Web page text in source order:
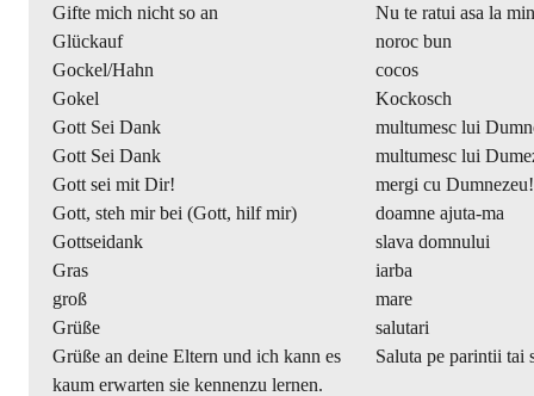
Gifte mich nicht so an
Nu te ratui asa la
Glückauf
noroc bun
Gockel/Hahn
cocos
Gokel
Kockosch
Gott Sei Dank
multumesc lui
Gott Sei Dank
multumesc lui
Gott sei mit Dir!
mergi cu Dumnezeu!
Gott, steh mir bei (Gott, hilf mir)
doamne ajuta-ma
Gottseidank
slava domnului
Gras
iarba
groß
mare
Grüße
salutari
Grüße an deine Eltern und ich kann es
kaum erwarten sie kennenzu lernen.
Saluta pe parintii tai